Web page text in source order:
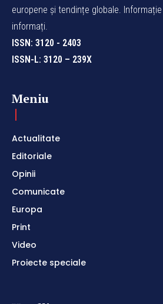
europene și tendințe globale.
informați.
ISSN: 3120 - 2403
ISSN-L: 3120 – 239X
Meniu
Actualitate
Editoriale
Opinii
Comunicate
Europa
Print
Video
Proiecte speciale